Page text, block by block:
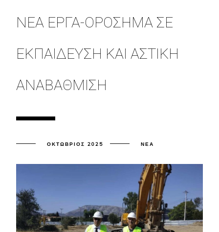
ΝΈΑ ΈΡΓΑ-ΟΡΌΣΗΜΑ ΣΕ
ΕΚΠΑΊΔΕΥΣΗ ΚΑΙ ΑΣΤΙΚΉ
ΑΝΑΒΆΘΜΙΣΗ
ΟΚΤΏΒΡΙΟΣ 2025 ΝΈΑ